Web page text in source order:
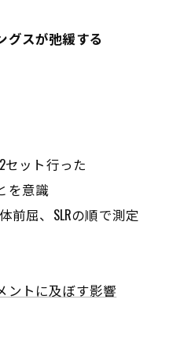
グスが弛緩する
セット行った
を意識
屈、SLRの順で測定
ントに及ぼす影響